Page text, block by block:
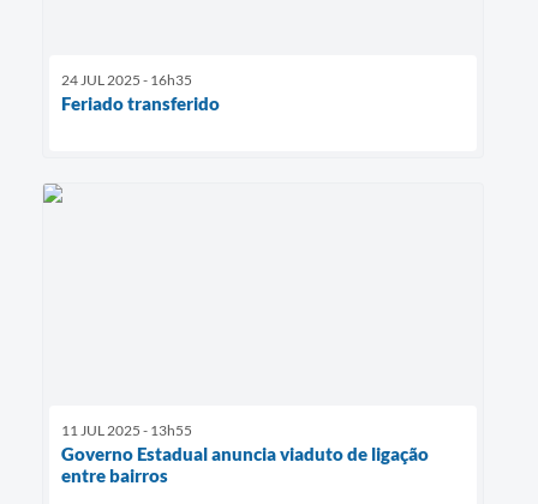
24 JUL 2025 - 16h35
Feriado transferido
11 JUL 2025 - 13h55
Governo Estadual anuncia viaduto de ligação
entre bairros